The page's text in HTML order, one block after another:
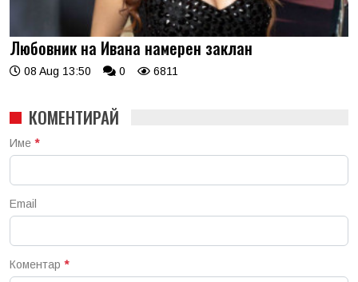
Любовник на Ивана намерен заклан
08 Aug 13:50 0 6811
КОМЕНТИРАЙ
Име *
Email
Коментар *